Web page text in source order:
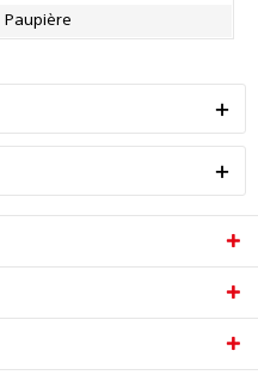
Paupière